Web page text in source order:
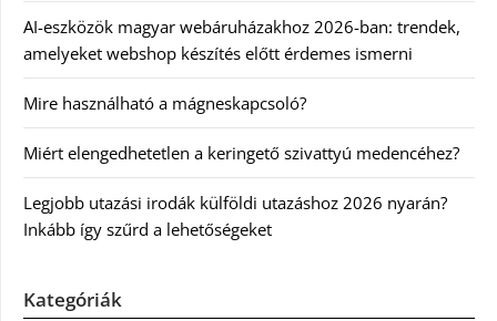
AI-eszközök magyar webáruházakhoz 2026-ban: trendek,
amelyeket webshop készítés előtt érdemes ismerni
Mire használható a mágneskapcsoló?
Miért elengedhetetlen a keringető szivattyú medencéhez?
Legjobb utazási irodák külföldi utazáshoz 2026 nyarán?
Inkább így szűrd a lehetőségeket
Kategóriák